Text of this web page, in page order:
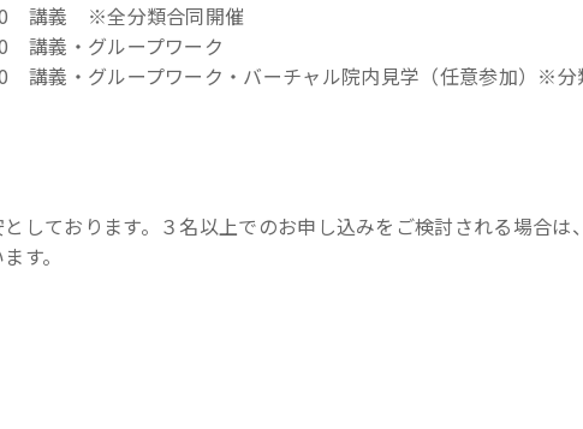
講義 ※全分類合同開催
講義・グループワーク
講義・グループワーク・バーチャル院内見学（任意参加）※
しております。３名以上でのお申し込みをご検討される場合は
す。